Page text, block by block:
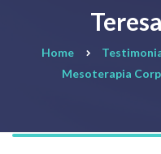
Home
Mesoterapia